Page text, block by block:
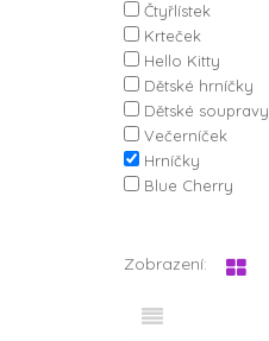
Čtyřlístek
Krteček
Hello Kitty
Dětské hrníčky
Dětské soupravy
Večerníček
Hrníčky
Blue Cherry
Zobrazení: